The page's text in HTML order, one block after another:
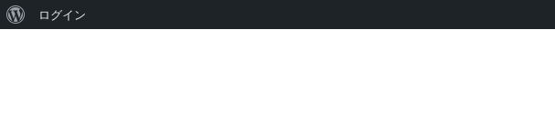
WordPress
ログイン